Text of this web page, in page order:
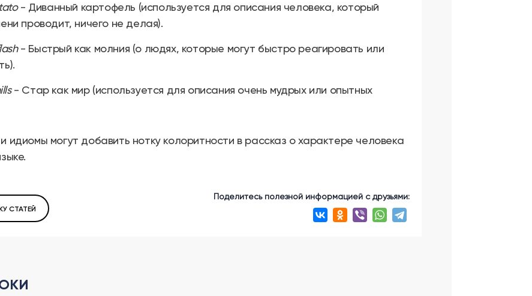
- Диванный картофель (используется для описания человека, который
проводит, ничего не делая).
- Быстрый как молния (о людях, которые могут быстро реагировать или
- Стар как мир (используется для описания очень мудрых или опытных
идиомы могут добавить нотку колоритности в рассказ о характере человека
СТАТЕЙ
Поделитесь полезной информацией с друзьями: